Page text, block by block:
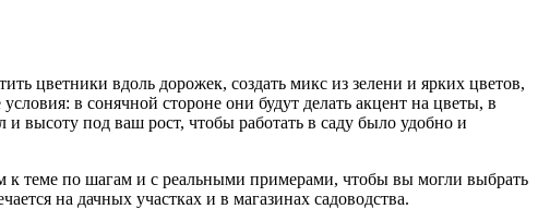
цветники вдоль дорожек, создать микс из зелени и ярких цветов,
в сонячной стороне они будут делать акцент на цветы, в
высоту под ваш рост, чтобы работать в саду было удобно и
к теме по шагам и с реальными примерами, чтобы вы могли выбрать
на дачных участках и в магазинах садоводства.